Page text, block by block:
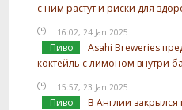
с ним растут и риски для
16:02, 24 Jan 2025
Пиво
Asahi Breweries
коктейль с лимоном внутри
15:57, 23 Jan 2025
Пиво В Англии закрылся